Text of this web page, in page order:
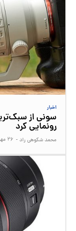
اخبار
رونمایی کرد
محمد شکوهی راد - ۲۶ مهر ۱۴۰۰